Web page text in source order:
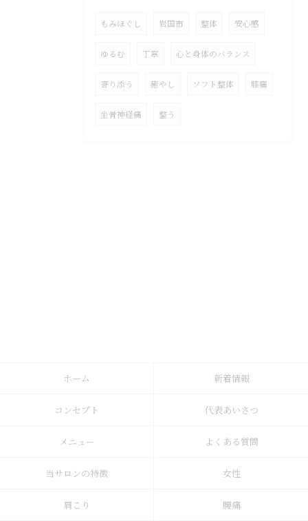
もみほぐし 岩国市 整体 安心感
ゆるむ 丁寧 心と身体のバランス
寄り添う 癒やし ソフト整体 膝痛
坐骨神経痛 整う
ホーム 新着情報
コンセプト 代表あいさつ
メニュー よくある質問
当サロンの特徴 女性
肩こり 腰痛